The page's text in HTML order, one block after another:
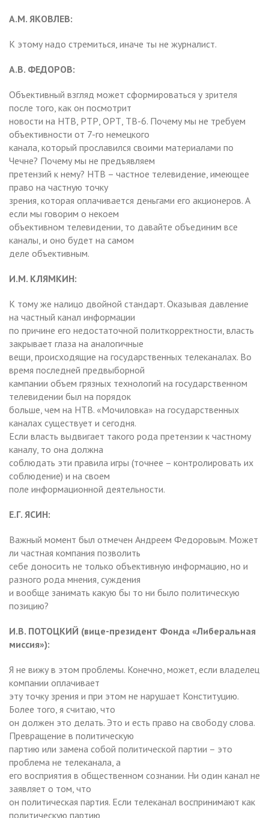
А.М. ЯКОВЛЕВ:
К этому надо стремиться, иначе ты не журналист.
А.В. ФЕДОРОВ:
Объективный взгляд может сформироваться у зрителя
после того, как он посмотрит
новости на НТВ, РТР, ОРТ, ТВ-6. Почему мы не требуем
объективности от 7-го немецкого
канала, который прославился своими материалами по
Чечне? Почему мы не предъявляем
претензий к нему? НТВ – частное телевидение, имеющее
право на частную точку
зрения, которая оплачивается деньгами его акционеров. А
если мы говорим о некоем
объективном телевидении, то давайте объединим все
каналы, и оно будет на самом
деле объективным.
И.М. КЛЯМКИН:
К тому же налицо двойной стандарт. Оказывая давление
на частный канал информации
по причине его недостаточной политкорректности, власть
закрывает глаза на аналогичные
вещи, происходящие на государственных телеканалах. Во
время последней предвыборной
кампании объем грязных технологий на государственном
телевидении был на порядок
больше, чем на НТВ. «Мочиловка» на государственных
каналах существует и сегодня.
Если власть выдвигает такого рода претензии к частному
каналу, то она должна
соблюдать эти правила игры (точнее – контролировать их
соблюдение) и на своем
поле информационной деятельности.
Е.Г. ЯСИН:
Важный момент был отмечен Андреем Федоровым. Может
ли частная компания позволить
себе доносить не только объективную информацию, но и
разного рода мнения, суждения
и вообще занимать какую бы то ни было политическую
позицию?
И.В. ПОТОЦКИЙ (вице-президент Фонда «Либеральная
миссия»):
Я не вижу в этом проблемы. Конечно, может, если владелец
компании оплачивает
эту точку зрения и при этом не нарушает Конституцию.
Более того, я считаю, что
он должен это делать. Это и есть право на свободу слова.
Превращение в политическую
партию или замена собой политической партии – это
проблема не телеканала, а
его восприятия в общественном сознании. Ни один канал не
заявляет о том, что
он политическая партия. Если телеканал воспринимают как
политическую партию,